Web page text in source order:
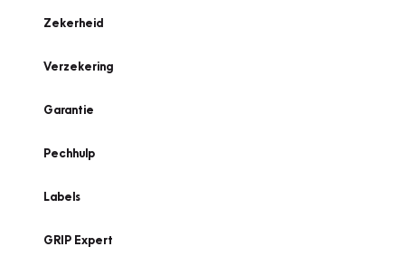
Zekerheid
Verzekering
Garantie
Pechhulp
Labels
GRIP Expert